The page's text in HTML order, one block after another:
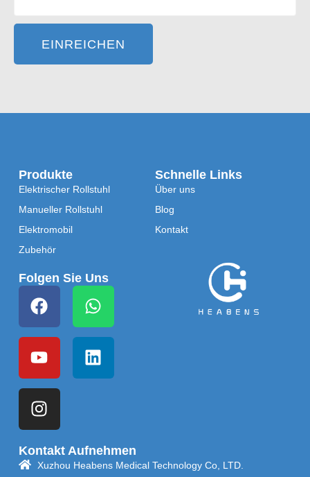
EINREICHEN
Kontakt Aufnehmen
Xuzhou Heabens Medical Technology Co, LTD.
Produkte
Elektrischer Rollstuhl
Manueller Rollstuhl
Elektromobil
Zubehör
Schnelle Links
Über uns
Blog
Kontakt
Folgen Sie Uns